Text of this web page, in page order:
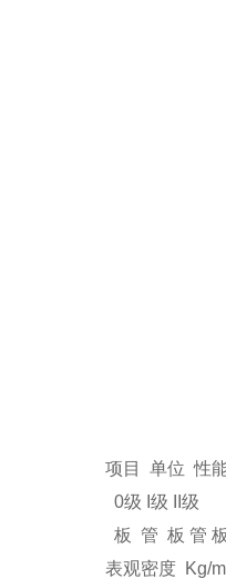
项目 单位 性
0级 I级 II级
板 管 板 管
表观密度 Kg/